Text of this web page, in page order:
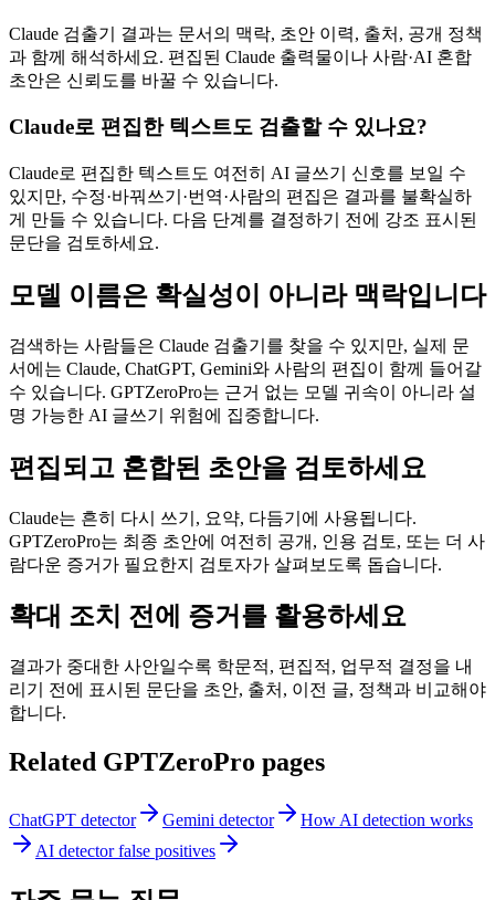
Claude 검출기 결과는 문서의 맥락, 초안 이력, 출처, 공개 정책
과 함께 해석하세요. 편집된 Claude 출력물이나 사람·AI 혼합
초안은 신뢰도를 바꿀 수 있습니다.
Claude로 편집한 텍스트도 검출할 수 있나요?
Claude로 편집한 텍스트도 여전히 AI 글쓰기 신호를 보일 수
있지만, 수정·바꿔쓰기·번역·사람의 편집은 결과를 불확실하
게 만들 수 있습니다. 다음 단계를 결정하기 전에 강조 표시된
문단을 검토하세요.
모델 이름은 확실성이 아니라 맥락입니다
검색하는 사람들은 Claude 검출기를 찾을 수 있지만, 실제 문
서에는 Claude, ChatGPT, Gemini와 사람의 편집이 함께 들어갈
수 있습니다. GPTZeroPro는 근거 없는 모델 귀속이 아니라 설
명 가능한 AI 글쓰기 위험에 집중합니다.
편집되고 혼합된 초안을 검토하세요
Claude는 흔히 다시 쓰기, 요약, 다듬기에 사용됩니다.
GPTZeroPro는 최종 초안에 여전히 공개, 인용 검토, 또는 더 사
람다운 증거가 필요한지 검토자가 살펴보도록 돕습니다.
확대 조치 전에 증거를 활용하세요
결과가 중대한 사안일수록 학문적, 편집적, 업무적 결정을 내
리기 전에 표시된 문단을 초안, 출처, 이전 글, 정책과 비교해야
합니다.
Related GPTZeroPro pages
ChatGPT detector Gemini detector
How AI detection works
AI detector false positives